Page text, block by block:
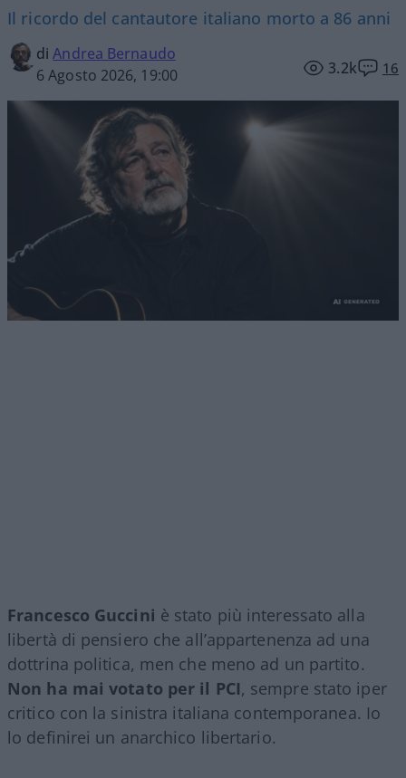
Il ricordo del cantautore italiano morto a 86 anni
diAndrea Bernaudo
6 Agosto 2026, 19:00
3.2k 16
Francesco Guccini è stato più interessato alla
libertà di pensiero che all’appartenenza ad una
dottrina politica, men che meno ad un partito.
Non ha mai votato per il PCI, sempre stato iper
critico con la sinistra italiana contemporanea. Io
lo definirei un anarchico libertario.